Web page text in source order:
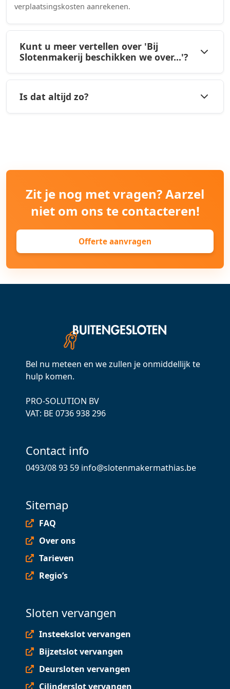
verplaatsingskosten aanrekenen.
Kunt u meer vertellen over 'Bij
Slotenmakerij beschikken we over...'?
Is dat altijd zo?
Zit je nog met vragen? Aarzel
niet om ons te contacteren!
Offerte aanvragen
Bel nu meteen en we zullen je onmiddellijk te
hulp komen.
PRO-SOLUTION BV
VAT: ВЕ 0736 938 296
Contact info
0493/08 93 59 info@slotenmakermathias.be
Sitemap
FAQ
Over ons
Tarieven
Regio’s
Sloten vervangen
Insteekslot vervangen
Bijzetslot vervangen
Deursloten vervangen
Cilinderslot vervangen